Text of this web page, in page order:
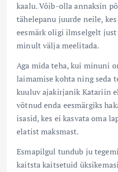
kaalu. Võib-olla annaksin
tähelepanu juurde neile,
eesmärk oligi ilmselgelt
minult välja meelitada.
Aga mida teha, kui minuni
laimamise kohta ning seda
kuuluv ajakirjanik Katariin
võtnud enda eesmärgiks
isasid, kes ei kasvata oma
elatist maksmast.
Esmapilgul tundub ju
kaitsta kaitsetuid